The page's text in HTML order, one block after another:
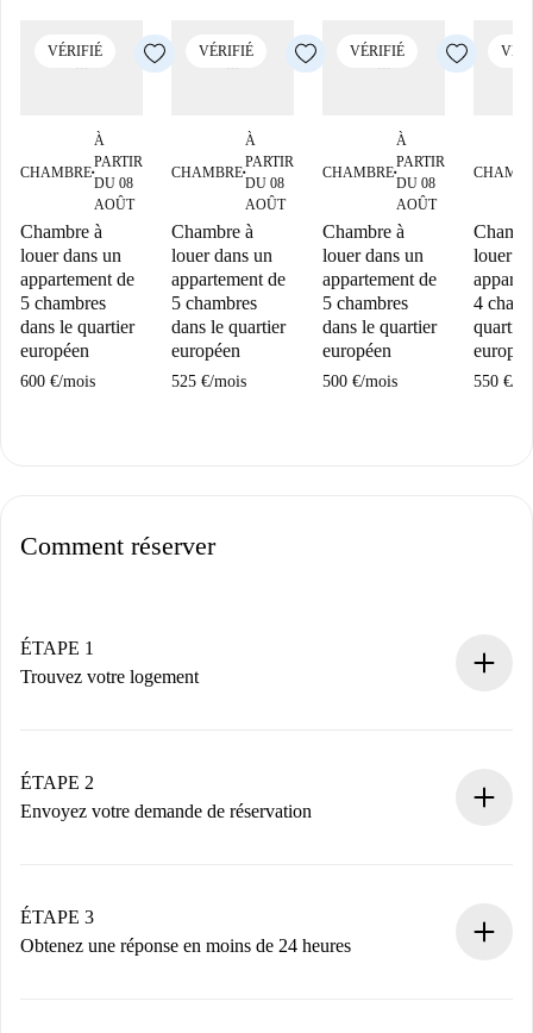
VÉRIFIÉ
CHAMBRE■
À
PARTIR
DU 08
AOÛT
Chambre à
louer dans un
appartement de
5 chambres
dans le quartier
européen
600 €/mois
VÉRIFIÉ
CHAMBRE■
À
PARTIR
DU 08
AOÛT
Chambre à
louer dans un
appartement de
5 chambres
dans le quartier
européen
525 €/mois
VÉRIFIÉ
CHAMBRE■
À
PARTIR
DU 08
AOÛT
Chambre à
louer dans un
appartement de
5 chambres
dans le quartier
européen
500 €/mois
louer
4
quartier
550 €/
Comment réserver
ÉTAPE 1
Trouvez votre logement
Vous disposez à l’avance de toutes les informations
nécessaires.
ÉTAPE 2
Envoyez votre demande de réservation
Nous ne vous facturerons rien tant que le propriétaire
n’aura pas accepté.
ÉTAPE 3
Obtenez une réponse en moins de 24 heures